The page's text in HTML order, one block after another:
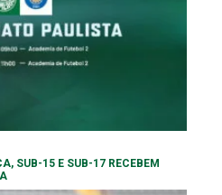
SUB-15 E SUB-17 RECEBEM